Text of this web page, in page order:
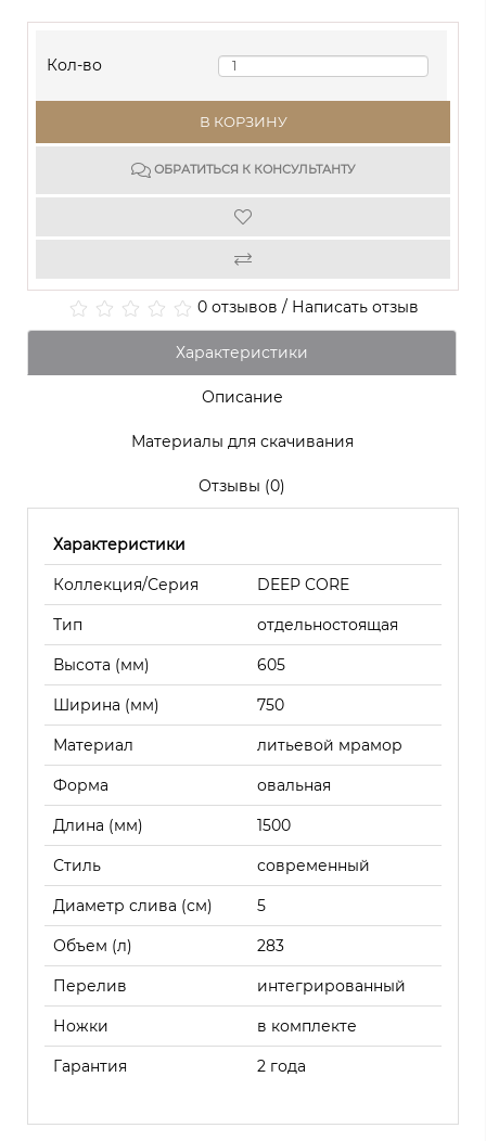
Кол-во
В КОРЗИНУ
ОБРАТИТЬСЯ К КОНСУЛЬТАНТУ
0 отзывов / Написать отзыв
Характеристики
Описание
Материалы для скачивания
Отзывы (0)
Характеристики
Коллекция/Серия DEEP CORE
Тип отдельностоящая
Высота (мм) 605
Ширина (мм) 750
Материал литьевой мрамор
Форма овальная
Длина (мм) 1500
Стиль современный
Диаметр слива (см) 5
Объем (л) 283
Перелив интегрированный
Ножки в комплекте
Гарантия 2 года